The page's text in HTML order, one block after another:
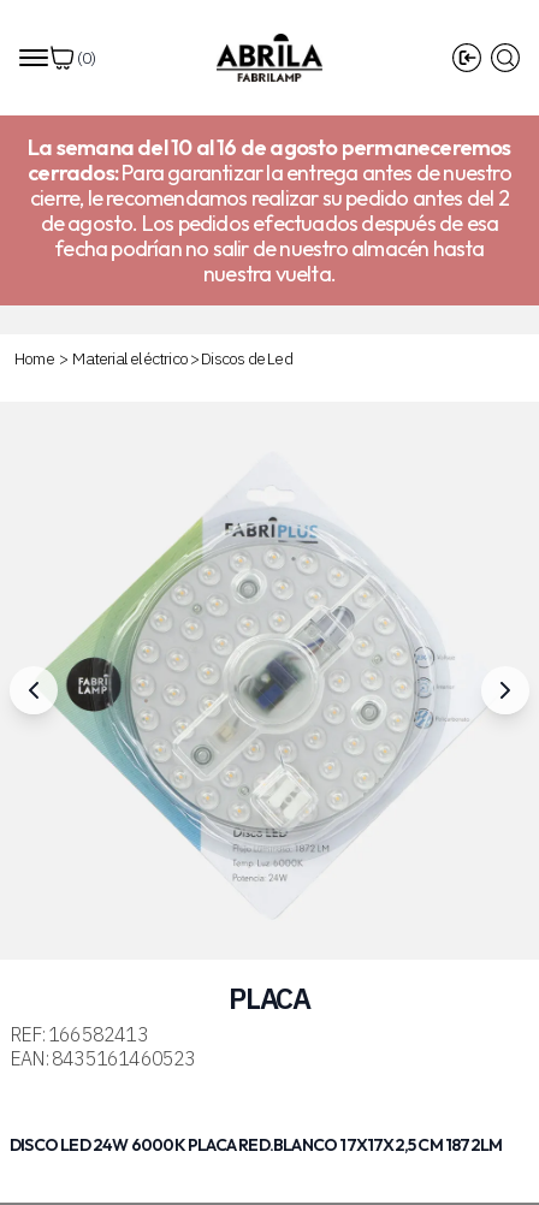
(0)
La semana del 10 al 16 de agosto permaneceremos
cerrados:Para garantizar la entrega antes de nuestro
cierre, le recomendamos realizar su pedido antes del 2
de agosto. Los pedidos efectuados después de esa
fecha podrían no salir de nuestro almacén hasta
nuestra vuelta.
Home > Material eléctrico>Discos de Led
PLACA
REF: 166582413
EAN: 8435161460523
DISCO LED 24W 6000K PLACA RED.BLANCO 17X17X2,5 CM 1872LM